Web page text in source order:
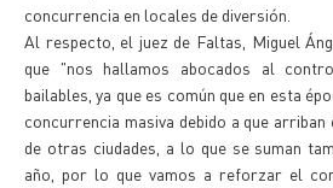
concurrencia en locales de diversión.
Al respecto, el juez de Faltas, Miguel
que "nos hallamos abocados al
bailables, ya que es común que en esta
concurrencia masiva debido a que
de otras ciudades, a lo que se suman
año, por lo que vamos a reforzar el